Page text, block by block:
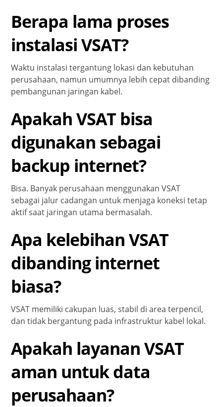
Berapa lama proses
instalasi VSAT?
Waktu instalasi tergantung lokasi dan kebutuhan
perusahaan, namun umumnya lebih cepat dibanding
pembangunan jaringan kabel.
Apakah VSAT bisa
digunakan sebagai
backup internet?
Bisa. Banyak perusahaan menggunakan VSAT
sebagai jalur cadangan untuk menjaga koneksi tetap
aktif saat jaringan utama bermasalah.
Apa kelebihan VSAT
dibanding internet
biasa?
VSAT memiliki cakupan luas, stabil di area terpencil,
dan tidak bergantung pada infrastruktur kabel lokal.
Apakah layanan VSAT
aman untuk data
perusahaan?